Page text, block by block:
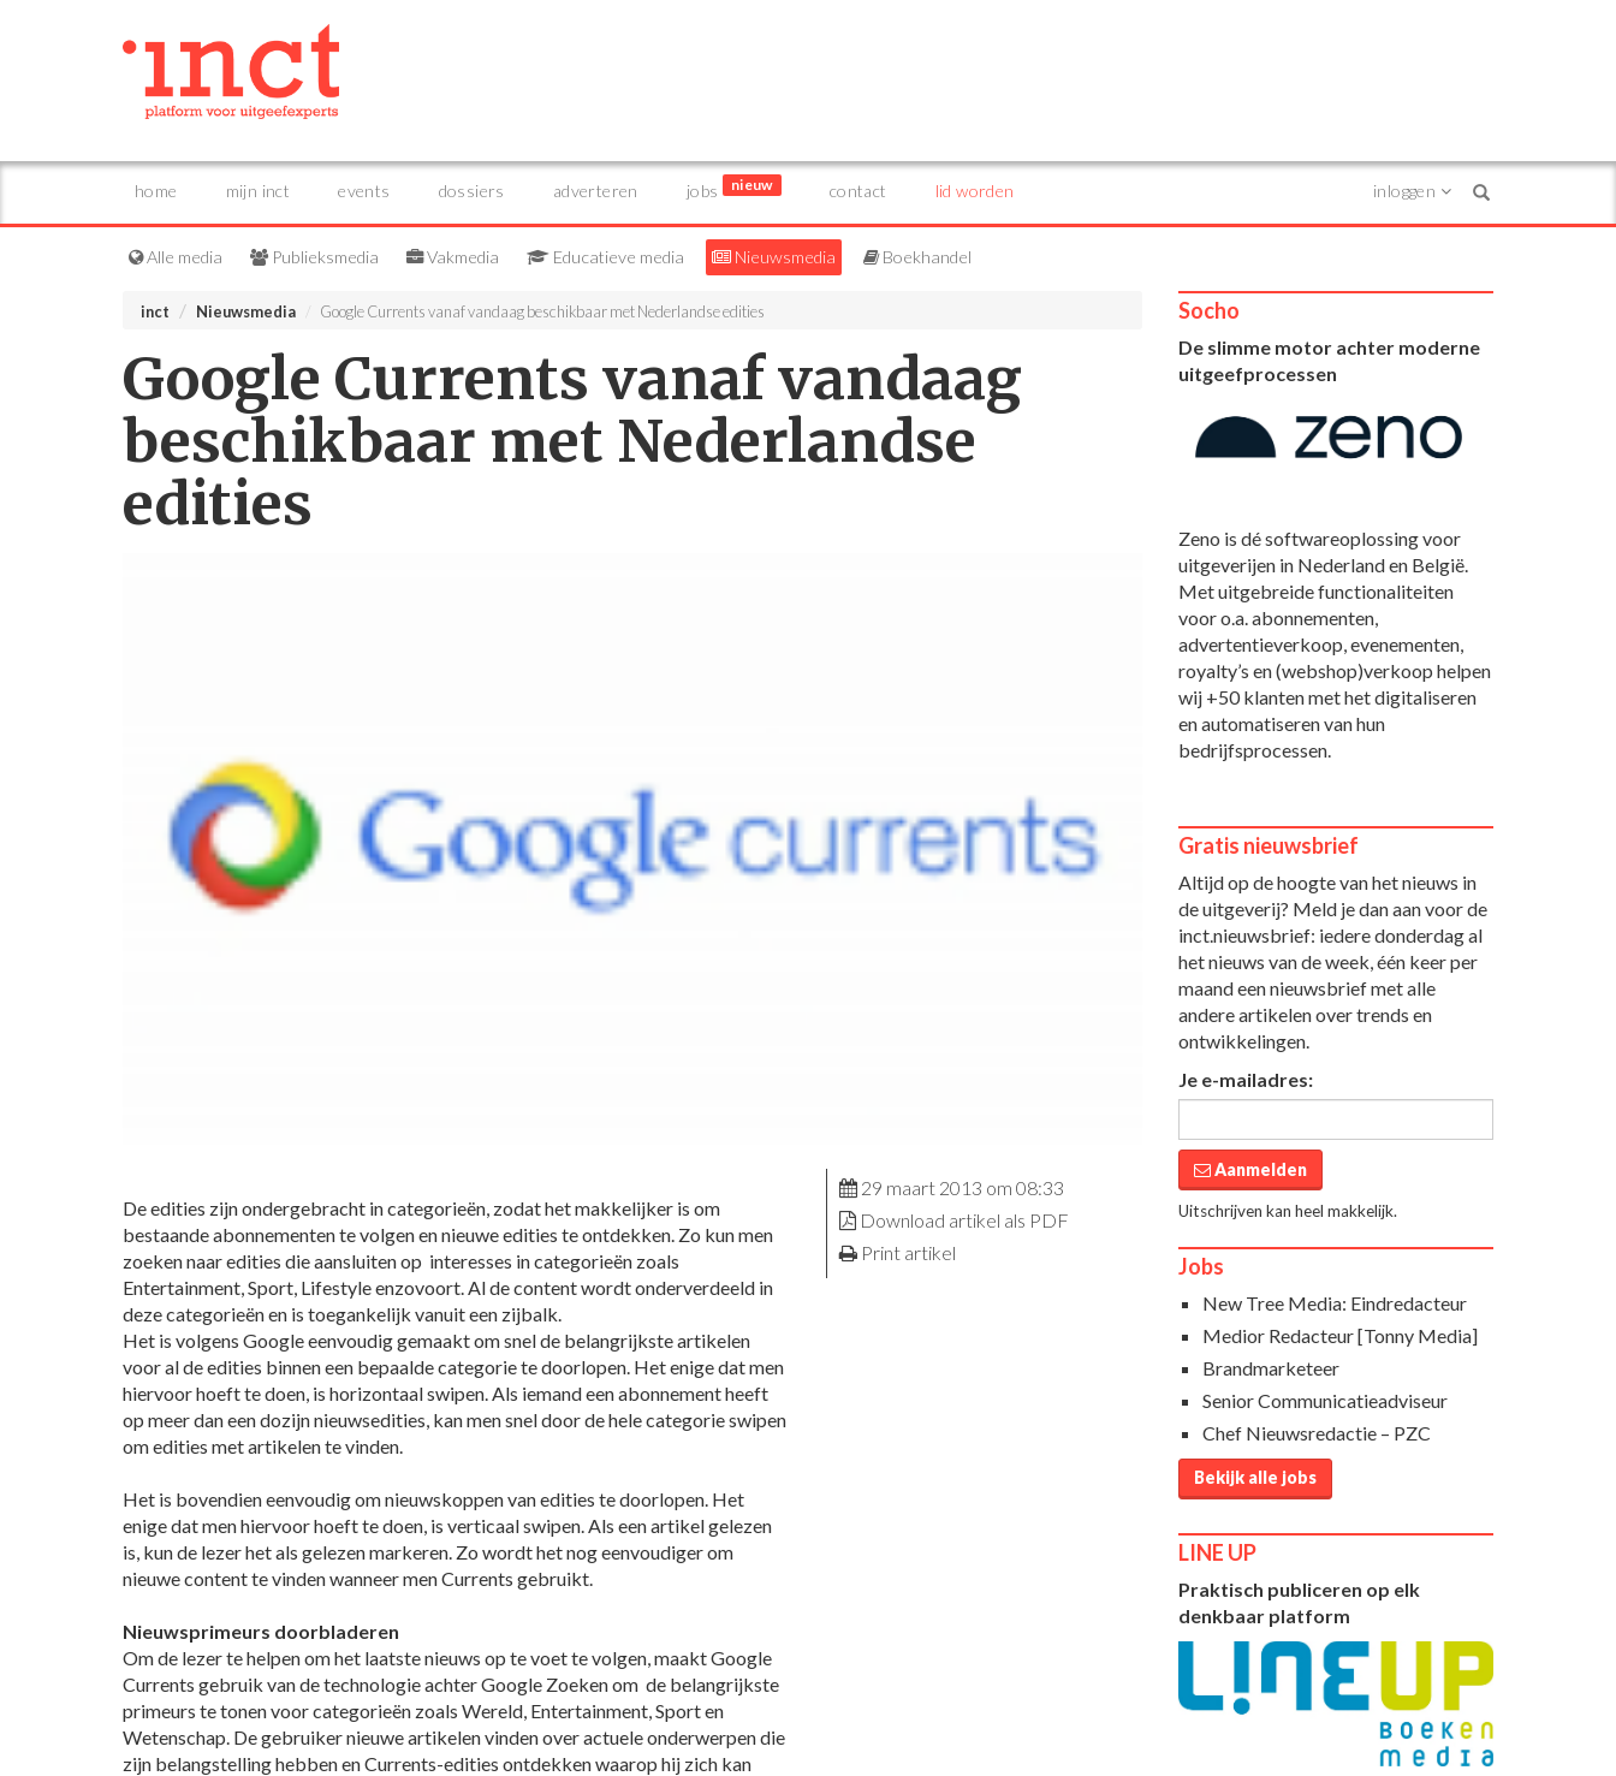
home mijn inct events dossiers adverteren jobs nieuw contact lid worden inloggen
Alle media Publieksmedia Vakmedia Educatieve media Nieuwsmedia Boekhandel
inct Nieuwsmedia Google Currents vanaf vandaag beschikbaar met Nederlandse edities
Google Currents vanaf vandaag
beschikbaar met Nederlandse
edities
De edities zijn ondergebracht in categorieën, zodat het makkelijker is om
bestaande abonnementen te volgen en nieuwe edities te ontdekken. Zo kun men
zoeken naar edities die aansluiten op interesses in categorieën zoals
Entertainment, Sport, Lifestyle enzovoort. Al de content wordt onderverdeeld in
deze categorieën en is toegankelijk vanuit een zijbalk.
Het is volgens Google eenvoudig gemaakt om snel de belangrijkste artikelen
voor al de edities binnen een bepaalde categorie te doorlopen. Het enige dat men
hiervoor hoeft te doen, is horizontaal swipen. Als iemand een abonnement heeft
op meer dan een dozijn nieuwsedities, kan men snel door de hele categorie swipen
om edities met artikelen te vinden.
Het is bovendien eenvoudig om nieuwskoppen van edities te doorlopen. Het
enige dat men hiervoor hoeft te doen, is verticaal swipen. Als een artikel gelezen
is, kun de lezer het als gelezen markeren. Zo wordt het nog eenvoudiger om
nieuwe content te vinden wanneer men Currents gebruikt.
Nieuwsprimeurs doorbladeren
Om de lezer te helpen om het laatste nieuws op te voet te volgen, maakt Google
Currents gebruik van de technologie achter Google Zoeken om de belangrijkste
primeurs te tonen voor categorieën zoals Wereld, Entertainment, Sport en
Wetenschap. De gebruiker nieuwe artikelen vinden over actuele onderwerpen die
zijn belangstelling hebben en Currents-edities ontdekken waarop hij zich kan
29 maart 2013 om 08:33
Download artikel als PDF
Print artikel
Socho
De slimme motor achter moderne
uitgeefprocessen
Zeno is dé softwareoplossing voor
uitgeverijen in Nederland en België.
Met uitgebreide functionaliteiten
voor o.a. abonnementen,
advertentieverkoop, evenementen,
royalty’s en (webshop)verkoop helpen
wij +50 klanten met het digitaliseren
en automatiseren van hun
bedrijfsprocessen.
Gratis nieuwsbrief
Altijd op de hoogte van het nieuws in
de uitgeverij? Meld je dan aan voor de
inct.nieuwsbrief: iedere donderdag al
het nieuws van de week, één keer per
maand een nieuwsbrief met alle
andere artikelen over trends en
ontwikkelingen.
Je e-mailadres:
Aanmelden
Uitschrijven kan heel makkelijk.
Jobs
New Tree Media: Eindredacteur
Medior Redacteur [Tonny Media]
Brandmarketeer
Senior Communicatieadviseur
Chef Nieuwsredactie – PZC
Bekijk alle jobs
LINE UP
Praktisch publiceren op elk
denkbaar platform